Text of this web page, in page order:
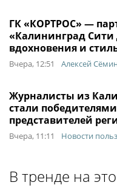
ГК «КОРТРОС» —
«Калининград Сити
вдохновения и
Вчера, 12:51 Алексей Сёмин
Журналисты из
стали
представителей
Вчера, 11:11 Новости
В тренде на